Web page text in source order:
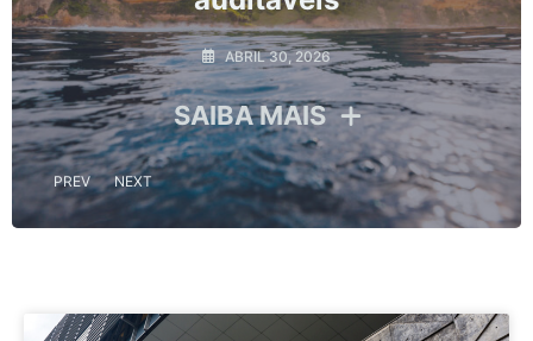
ABRIL 10, 2026
SAIBA MAIS
PREV NEXT